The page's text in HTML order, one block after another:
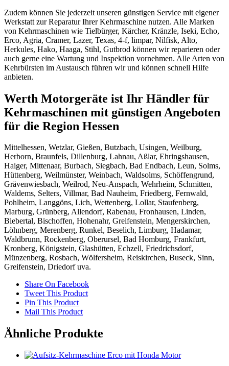
Zudem können Sie jederzeit unseren günstigen Service mit eigener
Werkstatt zur Reparatur Ihrer Kehrmaschine nutzen. Alle Marken
von Kehrmaschinen wie Tielbürger, Kärcher, Kränzle, Iseki, Echo,
Erco, Agria, Cramer, Lazer, Texas, 4-f, limpar, Nilfisk, Alto,
Herkules, Hako, Haaga, Stihl, Gutbrod können wir reparieren oder
auch gerne eine Wartung und Inspektion vornehmen. Alle Arten von
Kehrbürsten im Austausch führen wir und können schnell Hilfe
anbieten.
Werth Motorgeräte ist Ihr Händler für
Kehrmaschinen mit günstigen Angeboten
für die Region Hessen
Mittelhessen, Wetzlar, Gießen, Butzbach, Usingen, Weilburg,
Herborn, Braunfels, Dillenburg, Lahnau, Aßlar, Ehringshausen,
Haiger, Mittenaar, Burbach, Siegbach, Bad Endbach, Leun, Solms,
Hüttenberg, Weilmünster, Weinbach, Waldsolms, Schöffengrund,
Grävenwiesbach, Weilrod, Neu-Anspach, Wehrheim, Schmitten,
Waldems, Selters, Villmar, Bad Nauheim, Friedberg, Fernwald,
Pohlheim, Langgöns, Lich, Wettenberg, Lollar, Staufenberg,
Marburg, Grünberg, Allendorf, Rabenau, Fronhausen, Linden,
Biebertal, Bischoffen, Hohenahr, Greifenstein, Mengerskirchen,
Löhnberg, Merenberg, Runkel, Beselich, Limburg, Hadamar,
Waldbrunn, Rockenberg, Oberursel, Bad Homburg, Frankfurt,
Kronberg, Königstein, Glashütten, Echzell, Friedrichsdorf,
Münzenberg, Rosbach, Wölfersheim, Reiskirchen, Buseck, Sinn,
Greifenstein, Driedorf uva.
Share On Facebook
Tweet This Product
Pin This Product
Mail This Product
Ähnliche Produkte